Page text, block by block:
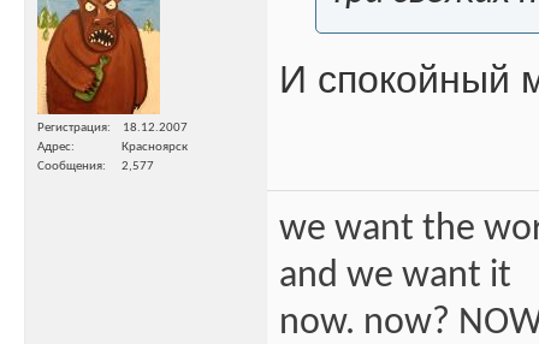
Регистрация
18.12.2007
Адрес
Красноярск
Сообщения
2,577
И спокойный
we want the
and we want it
now. now?